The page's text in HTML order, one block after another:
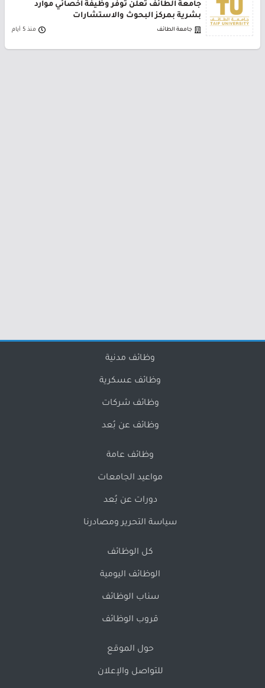
جامعة الطائف تعلن توفر وظيفة أخصائي موارد
بشرية بمركز البحوث والاستشارات
جامعة الطائف منذ 5 أيام
وظائف مدنية
وظائف عسكرية
وظائف شركات
وظائف عن بُعد
وظائف عامة
مواعيد الجامعات
دورات عن بُعد
سياسة التحرير ومصادرنا
كل الوظائف
الوظائف اليومية
سناب الوظائف
قروب الوظائف
حول الموقع
للتواصل والإعلان